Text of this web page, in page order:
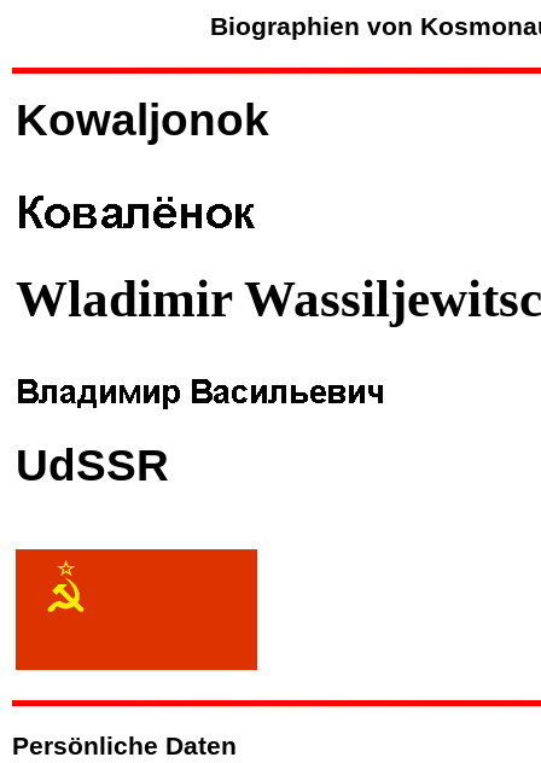
Biographien von
Kowaljonok
Wladimir
UdSSR
Persönliche Daten